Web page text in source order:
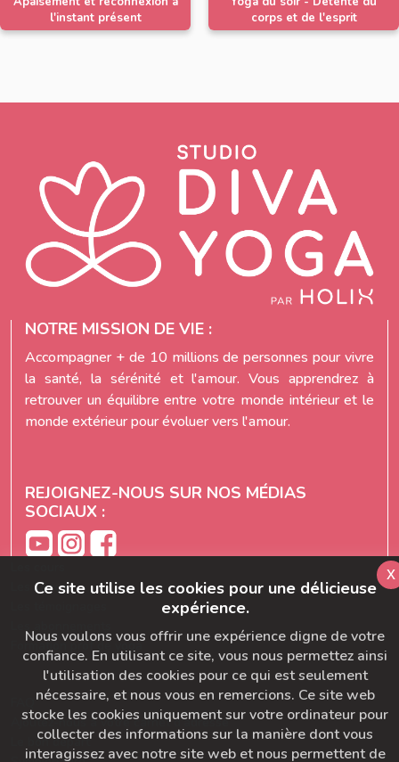
l'instant présent
corps et de l'esprit
NOTRE MISSION DE VIE :
Accompagner + de 10 millions de personnes pour vivre
la santé, la sérénité et l'amour. Vous apprendrez à
retrouver un équilibre entre votre monde intérieur et le
monde extérieur pour évoluer vers l'amour.
REJOIGNEZ-NOUS SUR NOS MÉDIAS
SOCIAUX :
Les séries
Formation prof de yoga
Ajoutez-nous à votre carnet d'adresse
Le bon départ
Ce site utilise les cookies pour une délicieuse
expérience.
Nous voulons vous offrir une expérience digne de votre
confiance. En utilisant ce site, vous nous permettez ainsi
l'utilisation des cookies pour ce qui est seulement
nécessaire, et nous vous en remercions. Ce site web
stocke les cookies uniquement sur votre ordinateur pour
collecter des informations sur la manière dont vous
interagissez avec notre site web et nous permettent de
x